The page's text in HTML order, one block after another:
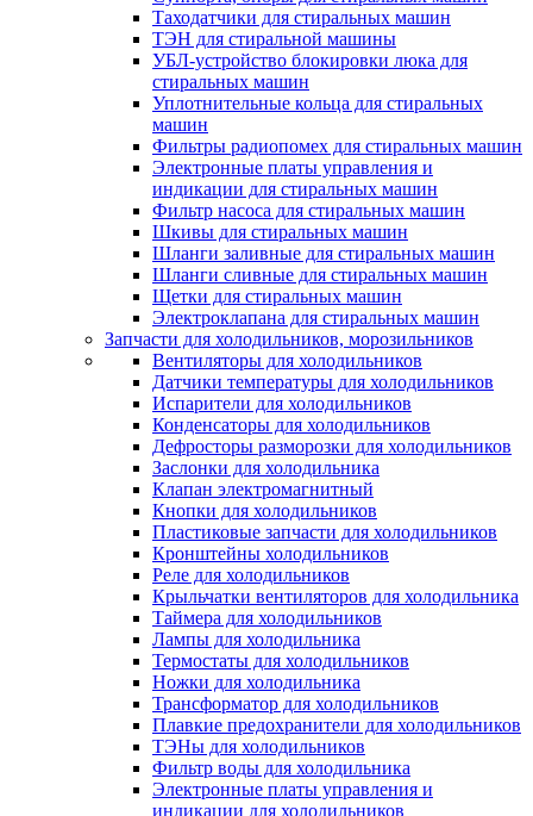
Таходатчики для стиральных машин
ТЭН для стиральной машины
УБЛ-устройство блокировки люка для
стиральных машин
Уплотнительные кольца для стиральных
машин
Фильтры радиопомех для стиральных машин
Электронные платы управления и
индикации для стиральных машин
Фильтр насоса для стиральных машин
Шкивы для стиральных машин
Шланги заливные для стиральных машин
Шланги сливные для стиральных машин
Щетки для стиральных машин
Электроклапана для стиральных машин
Запчасти для холодильников, морозильников
Вентиляторы для холодильников
Датчики температуры для холодильников
Испарители для холодильников
Конденсаторы для холодильников
Дефросторы разморозки для холодильников
Заслонки для холодильника
Клапан электромагнитный
Кнопки для холодильников
Пластиковые запчасти для холодильников
Кронштейны холодильников
Реле для холодильников
Крыльчатки вентиляторов для холодильника
Таймера для холодильников
Лампы для холодильника
Термостаты для холодильников
Ножки для холодильника
Трансформатор для холодильников
Плавкие предохранители для холодильников
ТЭНы для холодильников
Фильтр воды для холодильника
Электронные платы управления и
индикации для холодильников